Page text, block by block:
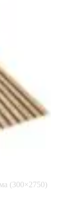
(300×2750)